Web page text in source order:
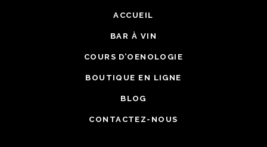
ACCUEIL
BAR À VIN
COURS D’OENOLOGIE
BOUTIQUE EN LIGNE
BLOG
CONTACTEZ-NOUS